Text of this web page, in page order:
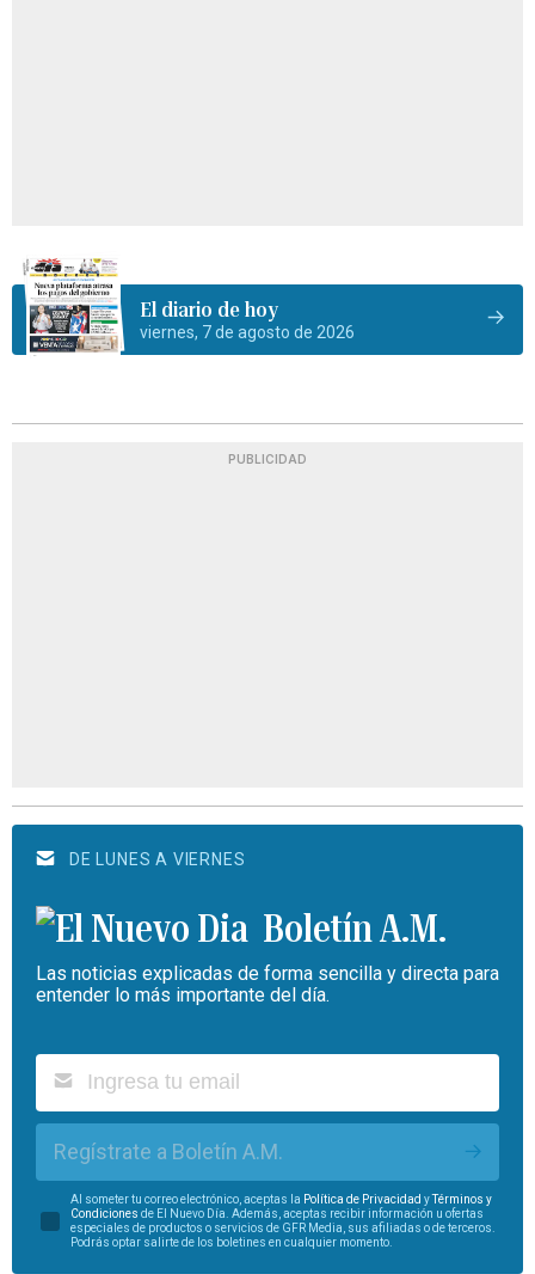
El diario de hoy
viernes, 7 de agosto de 2026
PUBLICIDAD
DE LUNES A VIERNES
Boletín A.M.
Las noticias explicadas de forma sencilla y directa para
entender lo más importante del día.
Regístrate a Boletín A.M.
Al someter tu correo electrónico, aceptas la Política de Privacidad yTérminos y
Condiciones de El Nuevo Día. Además, aceptas recibir información u ofertas
especiales de productos o servicios de GFR Media, sus afiliadas o de terceros.
Podrás optar salirte de los boletines en cualquier momento.